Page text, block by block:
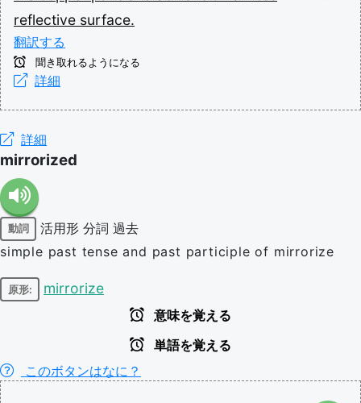
reflective surface.
翻訳する
聞き取れるようになる
詳細
詳細
mirrorized
動詞 活用形 分詞 過去
simple past tense and past participle of mirrorize
原形: mirrorize
意味を覚える
単語を覚える
このボタンはなに？